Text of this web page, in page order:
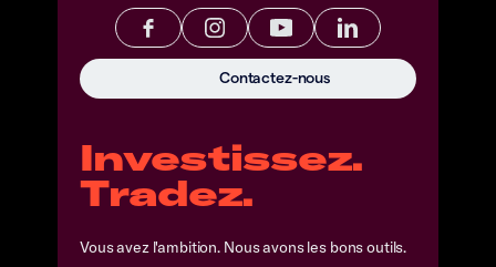
Investissez.
Tradez.
Vous avez l'ambition. Nous avons les bons outils.